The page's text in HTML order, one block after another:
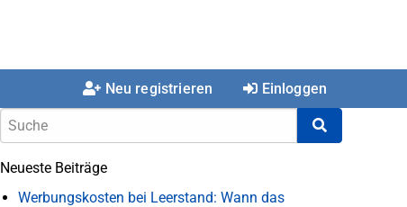
Neu registrieren Einloggen
Neueste Beiträge
Werbungskosten bei Leerstand: Wann das